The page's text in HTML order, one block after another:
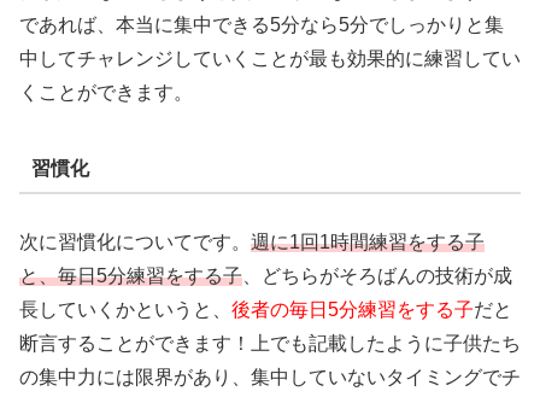
であれば、本当に集中できる5分なら5分でしっかりと集
中してチャレンジしていくことが最も効果的に練習してい
くことができます。
習慣化
次に習慣化についてです。 週に1回1時間練習をする子
と、毎日5分練習をする子 、どちらがそろばんの技術が成
長していくかというと、 後者の毎日5分練習をする子だと
断言することができます！上でも記載したように子供たち
の集中力には限界があり、集中していないタイミングでチ